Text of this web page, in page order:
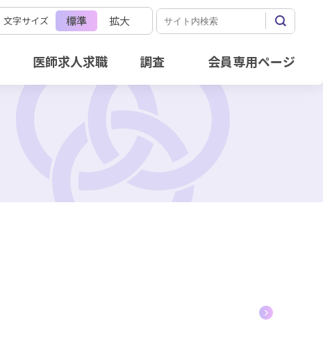
文字サイズ 標準 拡大
医師求人求職 調査 会員専用ページ